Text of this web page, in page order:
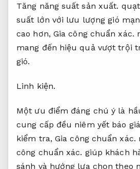
Tăng năng suất sản xuất.
suất lớn với lưu lượng gió
cao hơn, Gia công chuẩn xác.
mang đến hiệu quả vượt trội
gió.
Linh kiện.
Một ưu điểm đáng chú ý là
cung cấp đều niêm yết báo
kiểm tra, Gia công chuẩn xác.
công chuẩn xác. giúp khách
sánh và hướng lựa chọn theo